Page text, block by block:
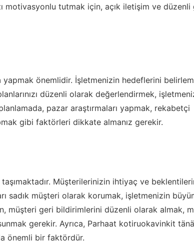
motivasyonlu tutmak için, açık iletişim ve düzenli
önemlidir. İşletmenizin hedeflerini
düzenli olarak değerlendirmek,
pazar araştırmaları yapmak, rekabetçi
gibi faktörleri dikkate almanız gerekir.
Müşterilerinizin ihtiyaç ve
sadık müşteri olarak korumak, işletmenizin
müşteri geri bildirimlerini düzenli olarak almak,
gerekir. Ayrıca, Parhaat kotiruokavinkit
önemli bir faktördür.